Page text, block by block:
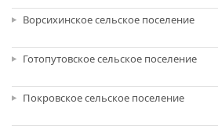
Ворсихинское сельское поселение
Готопутовское сельское поселение
Покровское сельское поселение